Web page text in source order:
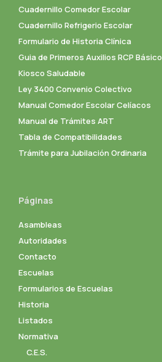
Cuadernillo Comedor Escolar
Cuadernillo Refrigerio Escolar
Formulario de Historia Clínica
Guia de Primeros Auxilios RCP Básico
Kiosco Saludable
Ley 3400 Convenio Colectivo
Manual Comedor Escolar Celíacos
Manual de Trámites ART
Tabla de Compatibilidades
Trámite para Jubilación Ordinaria
Páginas
Asambleas
Autoridades
Contacto
Escuelas
Formularios de Escuelas
Historia
Listados
Normativa
C.E.S.